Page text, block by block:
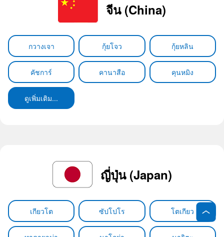
จีน (China)
กวางเจา กุ้ยโจว กุ้ยหลิน
คัชการ์ คานาสือ คุนหมิง
ดูเพิ่มเติม...
ญี่ปุ่น (Japan)
เกียวโต ซัปโปโร โตเกียว